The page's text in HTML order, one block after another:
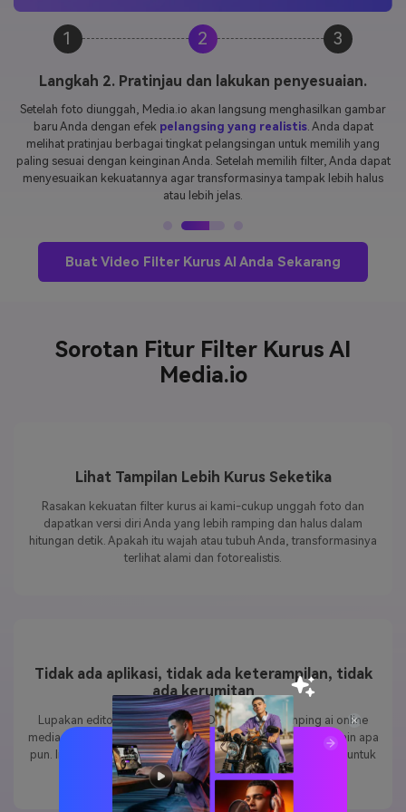
1 2 3
Langkah 2. Pratinjau dan lakukan penyesuaian.
Setelah foto diunggah, Media.io akan langsung menghasilkan gambar
baru Anda dengan efek pelangsing yang realistis. Anda dapat
melihat pratinjau berbagai tingkat pelangsingan untuk memilih yang
paling sesuai dengan keinginan Anda. Setelah memilih filter, Anda dapat
menyesuaikan kekuatannya agar transformasinya tampak lebih halus
atau lebih jelas.
Buat Video Filter Kurus AI Anda Sekarang
Sorotan Fitur Filter Kurus AI
Media.io
Lihat Tampilan Lebih Kurus Seketika
Rasakan kekuatan filter kurus ai kami-cukup unggah foto dan
dapatkan versi diri Anda yang lebih ramping dan halus dalam
hitungan detik. Apakah itu wajah atau tubuh Anda, transformasinya
terlihat alami dan fotorealistis.
Tidak ada aplikasi, tidak ada keterampilan, tidak
ada kerumitan
Lupakan editor foto yang rumit. Dengan filter ramping ai online
media.io, Anda tidak memerlukan alat atau pengalaman desain apa
pun. Ini 100% berbasis browser, cepat, dan gratis-sempurna untuk
siapa pun yang menginginkan hasil tanpa pekerjaan.